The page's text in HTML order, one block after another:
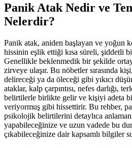
Panik Atak Nedir ve
Nelerdir?
Panik atak, aniden başlayan ve yoğun
hissinin eşlik ettiği kısa süreli, şiddetli
Genellikle beklenmedik bir şekilde
zirveye ulaşır. Bu nöbetler sırasında
delireceği ya da öleceği gibi yıkıcı
ataklar, kalp çarpıntısı, nefes darlığı,
belirtilerle birlikte gelir ve kişiyi adeta
veriyormuş gibi hissettirir. Bu rehber,
psikolojik belirtilerini detaylıca
yapabileceğinize ve uzun vadede bu
çıkabileceğinize dair kapsamlı bilgiler